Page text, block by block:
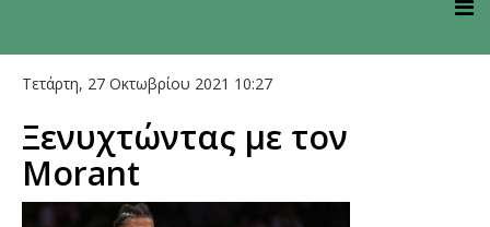
Τετάρτη, 27 Οκτωβρίου 2021 10:27
Ξενυχτώντας με τον
Morant